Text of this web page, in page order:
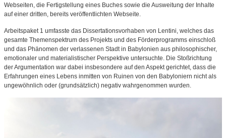
Webseiten, die Fertigstellung eines Buches sowie die Ausweitung der Inhalte
auf einer dritten, bereits veröffentlichten Webseite.
Arbeitspaket 1 umfasste das Dissertationsvorhaben von Lentini, welches das
gesamte Themenspektrum des Projekts und des Förderprogramms einschloß
und das Phänomen der verlassenen Stadt in Babylonien aus philosophischer,
emotionaler und materialistischer Perspektive untersuchte. Die Stoßrichtung
der Argumentation war dabei insbesondere auf den Aspekt gerichtet, dass die
Erfahrungen eines Lebens inmitten von Ruinen von den Babyloniern nicht als
ungewöhnlich oder (grundsätzlich) negativ wahrgenommen wurden.